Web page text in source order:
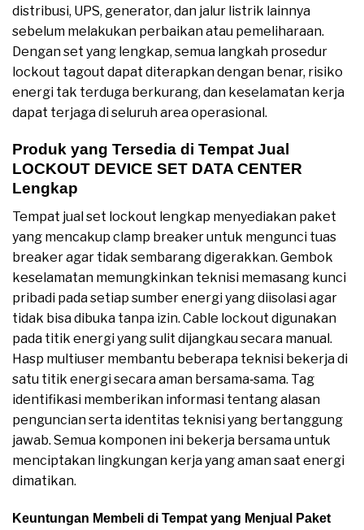
distribusi, UPS, generator, dan jalur listrik lainnya
sebelum melakukan perbaikan atau pemeliharaan.
Dengan set yang lengkap, semua langkah prosedur
lockout tagout dapat diterapkan dengan benar, risiko
energi tak terduga berkurang, dan keselamatan kerja
dapat terjaga di seluruh area operasional.
Produk yang Tersedia di Tempat Jual
LOCKOUT DEVICE SET DATA CENTER
Lengkap
Tempat jual set lockout lengkap menyediakan paket
yang mencakup clamp breaker untuk mengunci tuas
breaker agar tidak sembarang digerakkan. Gembok
keselamatan memungkinkan teknisi memasang kunci
pribadi pada setiap sumber energi yang diisolasi agar
tidak bisa dibuka tanpa izin. Cable lockout digunakan
pada titik energi yang sulit dijangkau secara manual.
Hasp multiuser membantu beberapa teknisi bekerja di
satu titik energi secara aman bersama‑sama. Tag
identifikasi memberikan informasi tentang alasan
penguncian serta identitas teknisi yang bertanggung
jawab. Semua komponen ini bekerja bersama untuk
menciptakan lingkungan kerja yang aman saat energi
dimatikan.
Keuntungan Membeli di Tempat yang Menjual Paket